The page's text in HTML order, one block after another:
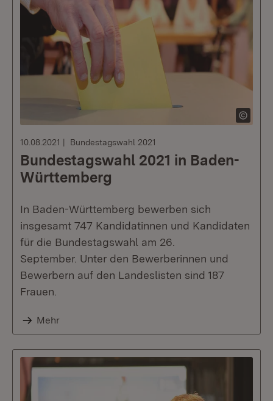
10.08.2021 Bundestagswahl 2021
Bundestagswahl 2021 in Baden-
Württemberg
In Baden-Württemberg bewerben sich
insgesamt 747 Kandidatinnen und Kandidaten
für die Bundestagswahl am 26.
September. Unter den Bewerberinnen und
Bewerbern auf den Landeslisten sind 187
Frauen.
Mehr